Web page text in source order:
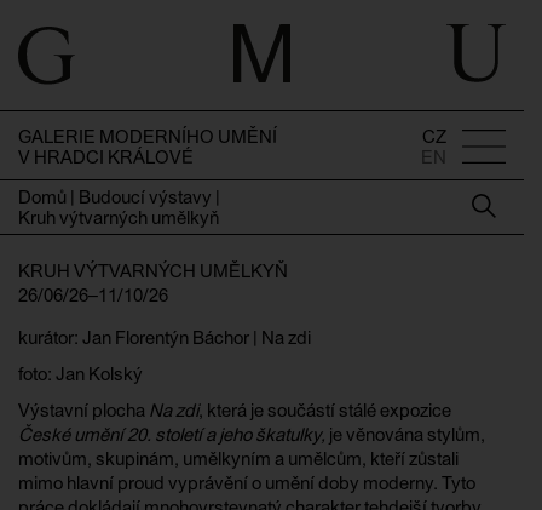
GALERIE MODERNÍHO UMĚNÍ
V HRADCI KRÁLOVÉ
CZ
EN
Domů | Budoucí výstavy |
Kruh výtvarných umělkyň
KRUH VÝTVARNÝCH UMĚLKYŇ
26/06/26–11/10/26
kurátor: Jan Florentýn Báchor | Na zdi
foto: Jan Kolský
Výstavní plocha Na zdi, která je součástí stálé expozice
České umění 20. století a jeho škatulky, je věnována stylům,
motivům, skupinám, umělkyním a umělcům, kteří zůstali
mimo hlavní proud vyprávění o umění doby moderny. Tyto